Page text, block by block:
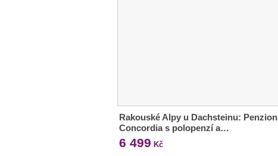
Rakouské Alpy u Dachsteinu: Penzion
Concordia s polopenzí a…
6 499 Kč